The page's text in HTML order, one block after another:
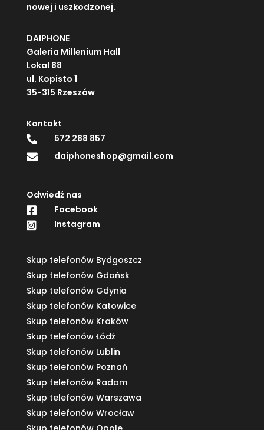
nowej i uszkodzonej.
DAIPHONE
Galeria Millenium Hall
Lokal 88
ul. Kopisto 1
35-315 Rzeszów
Kontakt
 572 288 857
 daiphoneshop@gmail.com
Odwiedź nas
 Facebook
 Instagram
Skup telefonów Bydgoszcz
Skup telefonów Gdańsk
Skup telefonów Gdynia
Skup telefonów Katowice
Skup telefonów Kraków
Skup telefonów Łódź
Skup telefonów Lublin
Skup telefonów Poznań
Skup telefonów Radom
Skup telefonów Warszawa
Skup telefonów Wrocław